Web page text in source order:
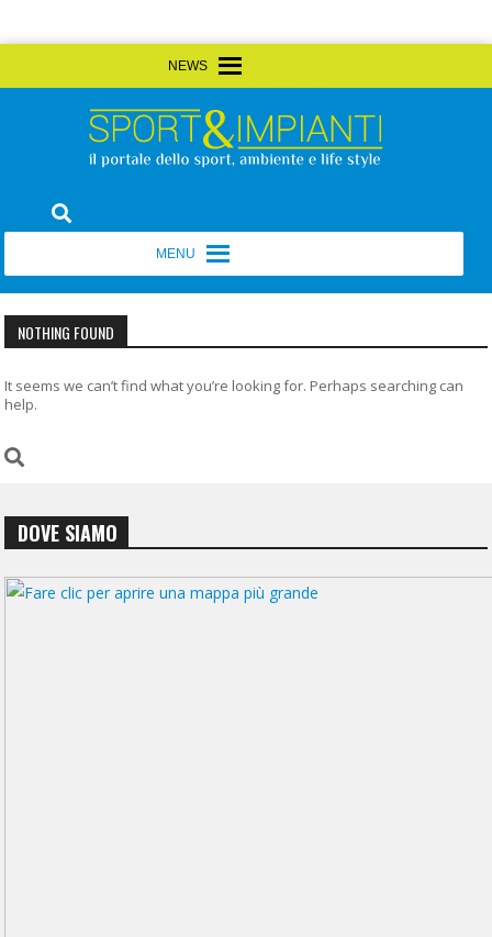
to
Sport&Impianti
NOTHING FOUND
It seems we can’t find what you’re looking for. Perhaps searching can
help.
DOVE SIAMO